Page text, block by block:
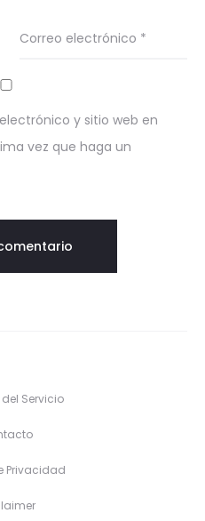
Correo electrónico *
y sitio web en
vez que haga un
Servicio
Privacidad